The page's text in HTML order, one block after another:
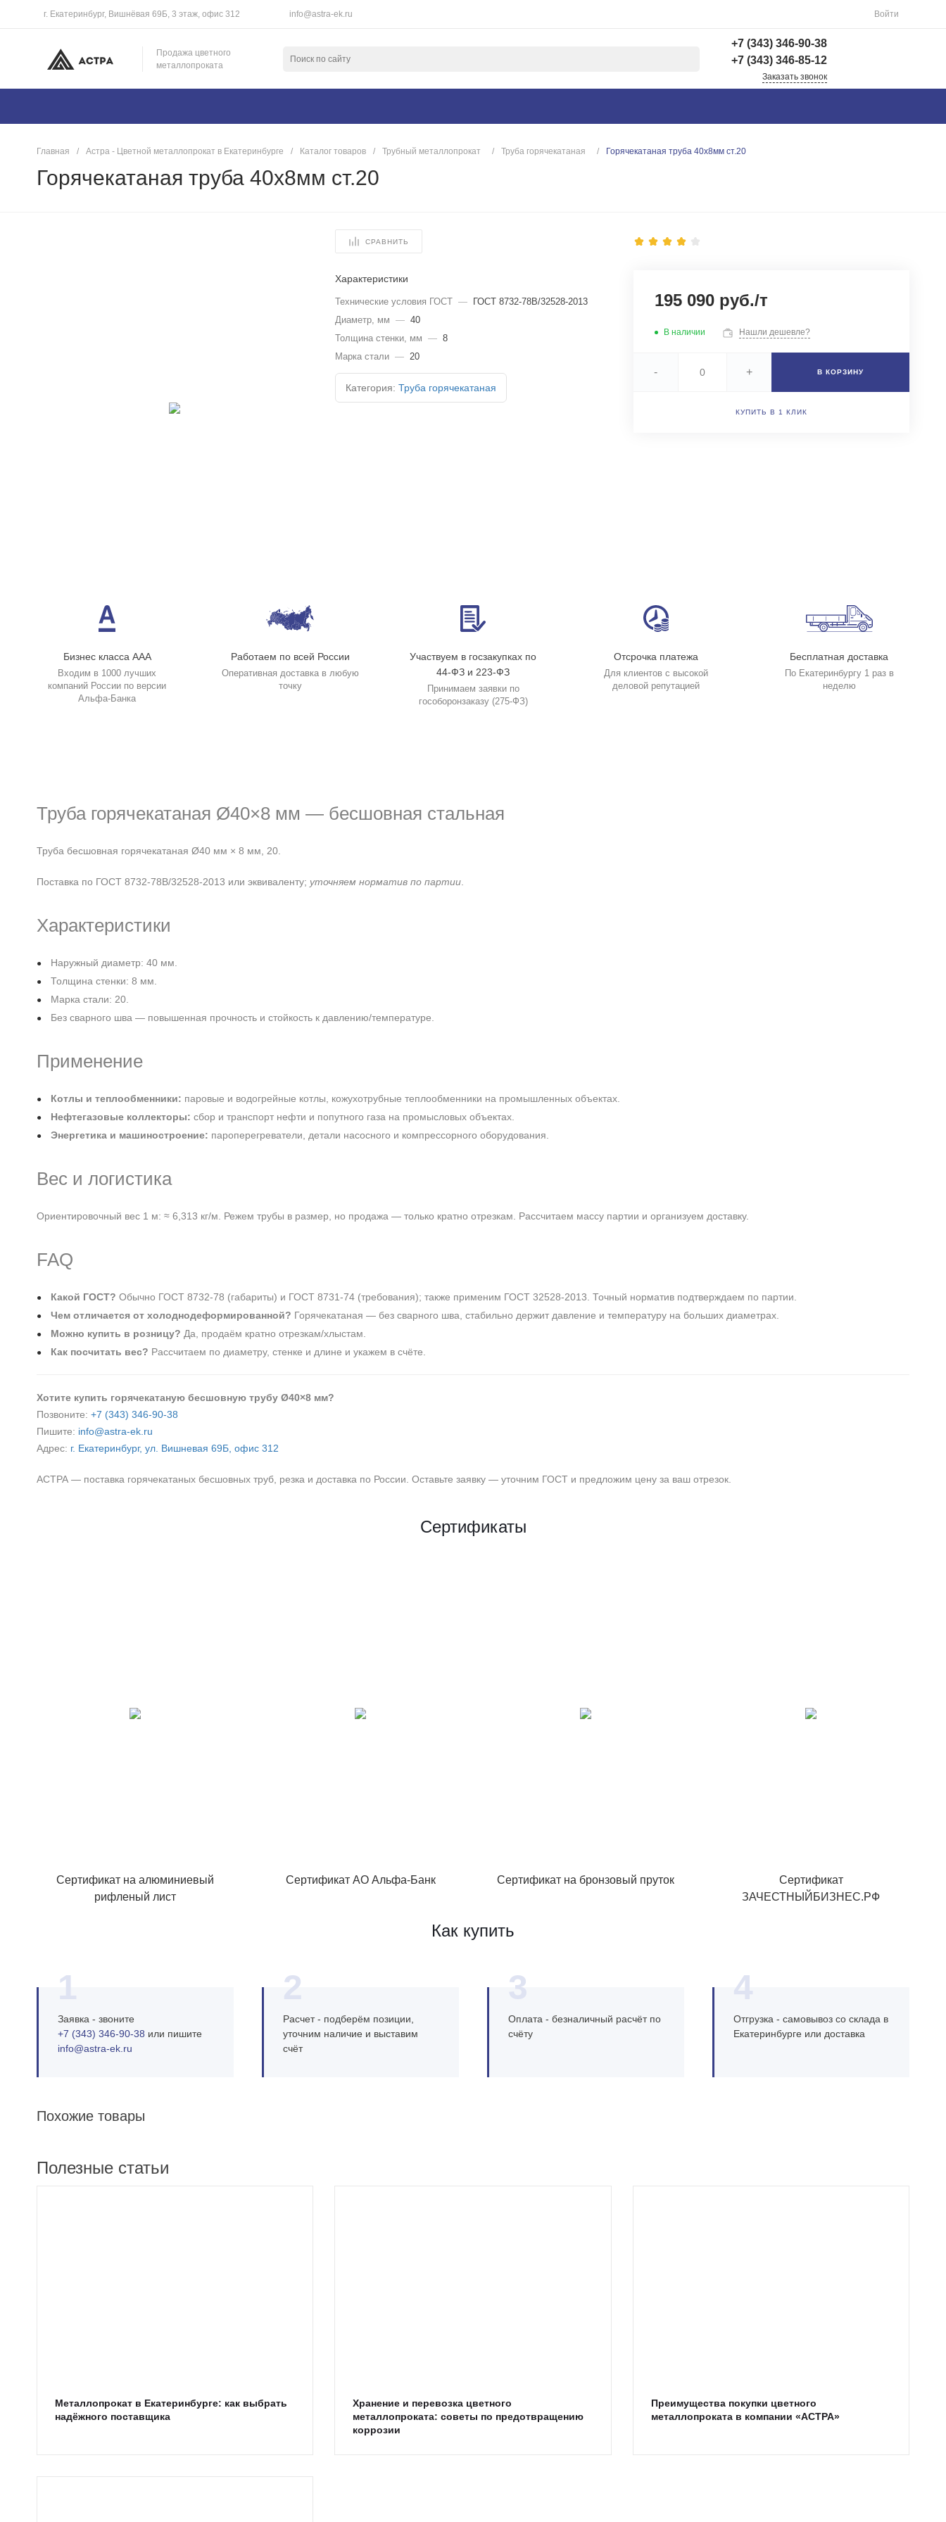
г. Екатеринбург, Вишнёвая 69Б, 3 этаж, офис 312 info@astra-ek.ru Войти
Продажа цветного
металлопроката
+7 (343) 346-90-38
+7 (343) 346-85-12
г. Екатеринбург,
info@astra-ek.ru
+7 (343) 346-85-12
Чапаева 43
Пн-Чт: 9:00-16:00 (обед
12:00-13:00) Пт: 9:00-
13:00) Сб-Вс: Выходной
info@astra-ek.ru
Заказать звонок
Главная / Астра - Цветной металлопрокат в Екатеринбурге / Каталог товаров / Трубный металлопрокат / Труба горячекатаная / Горячекатаная труба 40х8мм ст.20
Горячекатаная труба 40х8мм ст.20
СРАВНИТЬ
Характеристики
Технические условия ГОСТ —
ГОСТ 8732-78В/32528-2013
Диаметр, мм — 40
Толщина стенки, мм — 8
Марка стали — 20
Категория: Труба горячекатаная
195 090 руб./т
В наличии Нашли дешевле?
- + В КОРЗИНУ
КУПИТЬ В 1 КЛИК
Бизнес класса ААА
Входим в 1000 лучших
компаний России по версии
Альфа-Банка
Работаем по всей России
Оперативная доставка в любую
точку
Участвуем в госзакупках по
44-ФЗ и 223-ФЗ
Принимаем заявки по
гособоронзаказу (275-ФЗ)
Отсрочка платежа
Для клиентов с высокой
деловой репутацией
Бесплатная доставка
По Екатеринбургу 1 раз в
неделю
Труба горячекатаная Ø40×8 мм — бесшовная стальная
Труба бесшовная горячекатаная Ø40 мм × 8 мм, 20.
Поставка по ГОСТ 8732-78В/32528-2013 или эквиваленту; уточняем норматив по партии
Характеристики
Наружный диаметр: 40 мм.
Толщина стенки: 8 мм.
Марка стали: 20.
Без сварного шва — повышенная прочность и стойкость к давлению/температуре.
Применение
Котлы и теплообменники: паровые и водогрейные котлы, кожухотрубные теплообменники на промышленных объектах.
Нефтегазовые коллекторы: сбор и транспорт нефти и попутного газа на промысловых объектах.
Энергетика и машиностроение: пароперегреватели, детали насосного и компрессорного оборудования.
Вес и логистика
Ориентировочный вес 1 м: ≈ 6,313 кг/м. Режем трубы в размер, но продажа — только кратно отрезкам. Рассчитаем массу партии и организуем доставку.
FAQ
Какой ГОСТ? Обычно ГОСТ 8732‑78 (габариты) и ГОСТ 8731‑74 (требования); также применим ГОСТ 32528‑2013. Точный норматив подтверждаем по партии.
Чем отличается от холоднодеформированной? Горячекатаная — без сварного шва, стабильно держит давление и температуру на больших диаметрах.
Можно купить в розницу? Да, продаём кратно отрезкам/хлыстам.
Как посчитать вес? Рассчитаем по диаметру, стенке и длине и укажем в счёте.
Хотите купить горячекатаную бесшовную трубу Ø40×8 мм?
Позвоните: +7 (343) 346‑90‑38
Пишите: info@astra-ek.ru
Адрес: г. Екатеринбург, ул. Вишневая 69Б, офис 312
АСТРА — поставка горячекатаных бесшовных труб, резка и доставка по России. Оставьте заявку — уточним ГОСТ и предложим цену за ваш отрезок.
Сертификаты
Сертификат на алюминиевый
рифленый лист
Сертификат АО Альфа-Банк Сертификат на бронзовый пруток
Сертификат
ЗАЧЕСТНЫЙБИЗНЕС.РФ
Как купить
1
Заявка - звоните
+7 (343) 346‑90‑38 или пишите
info@astra‑ek.ru
2
Расчет - подберём позиции,
уточним наличие и выставим
счёт
3
Оплата - безналичный расчёт по
счёту
4
Отгрузка - самовывоз со склада в
Екатеринбурге или доставка
Похожие товары
Полезные статьи
Металлопрокат в Екатеринбурге: как выбрать
надёжного поставщика
Хранение и перевозка цветного
металлопроката: советы по предотвращению
коррозии
Преимущества покупки цветного
металлопроката в компании «АСТРА»